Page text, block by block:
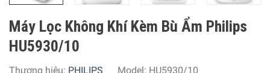
Máy Lọc Không Khí Kèm Bù Ẩm Philips
HU5930/10
Thương hiệu: PHILIPS Model: HU5930/10